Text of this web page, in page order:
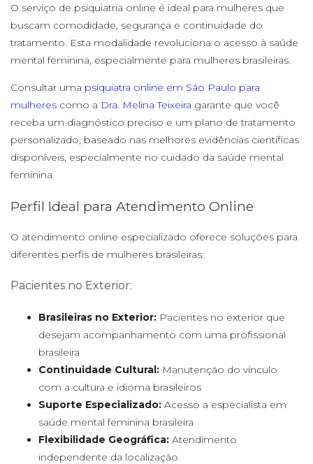
O serviço de psiquiatria online é ideal para mulheres que
buscam comodidade, segurança e continuidade do
tratamento. Esta modalidade revoluciona o acesso à saúde
mental feminina, especialmente para mulheres brasileiras.
Consultar uma psiquiatra online em São Paulo para
mulheres como a Dra. Melina Teixeira garante que você
receba um diagnóstico preciso e um plano de tratamento
personalizado, baseado nas melhores evidências científicas
disponíveis, especialmente no cuidado da saúde mental
feminina.
Perfil Ideal para Atendimento Online
O atendimento online especializado oferece soluções para
diferentes perfis de mulheres brasileiras:
Pacientes no Exterior:
Brasileiras no Exterior: Pacientes no exterior que
desejam acompanhamento com uma profissional
brasileira
Continuidade Cultural: Manutenção do vínculo
com a cultura e idioma brasileiros
Suporte Especializado: Acesso a especialista em
saúde mental feminina brasileira
Flexibilidade Geográfica: Atendimento
independente da localização